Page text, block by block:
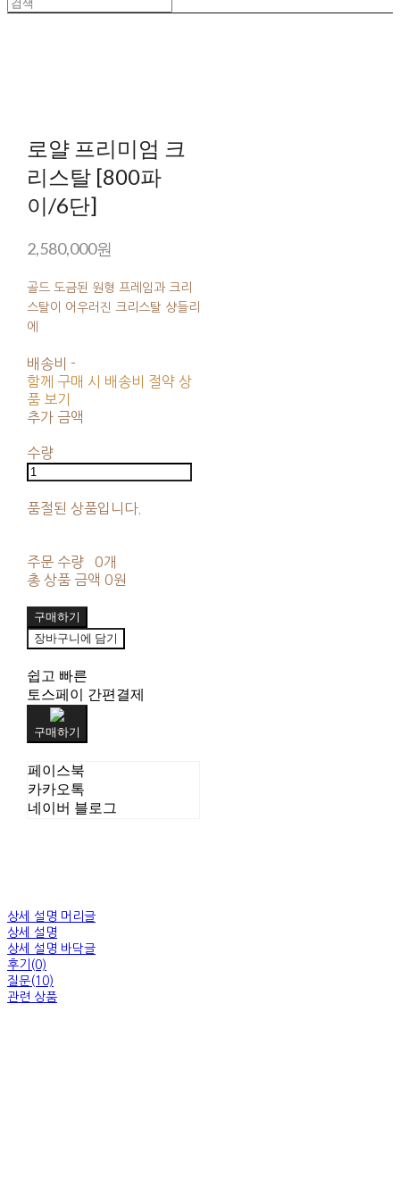
로얄 프리미엄 크
리스탈 [800파
이/6단]
2,580,000원
골드 도금된 원형 프레임과 크리
스탈이 어우러진 크리스탈 샹들리
에
배송비 -
함께 구매 시 배송비 절약 상
품 보기
추가 금액
수량
품절된 상품입니다.
주문 수량
0개
총 상품 금액 0원
구매하기
장바구니에 담기
쉽고 빠른
토스페이 간편결제
구매하기
페이스북
카카오톡
네이버 블로그
상세 설명 머리글
상세 설명
상세 설명 바닥글
후기(0)
질문(10)
관련 상품